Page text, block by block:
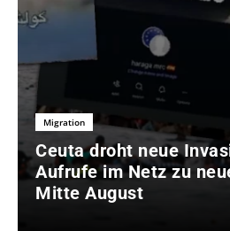
Migration
Ceuta droht neue
Aufrufe im Netz zu
Mitte August